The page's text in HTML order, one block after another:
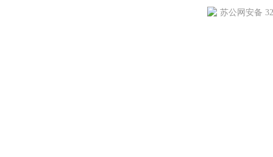
苏公网安备